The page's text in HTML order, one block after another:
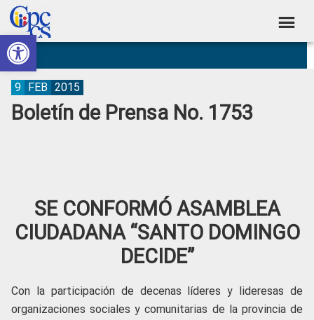
Abrir barra de herramientas
Skip
to
primary
navigation
Skip
to
main
content
Skip
to
primary
sidebar
Skip
to
footer
Consejo
de
Participación
Ciudadana
Construyendo
Poder
Ciudadano
Boletín de Prensa No. 1753
9 FEB 2015
SE CONFORMÓ ASAMBLEA
CIUDADANA “SANTO DOMINGO
DECIDE”
Con la participación de decenas líderes y lideresas de
organizaciones sociales y comunitarias de la provincia de